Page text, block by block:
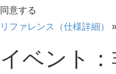
同意する
リファレンス（仕様詳細）
»
イベント